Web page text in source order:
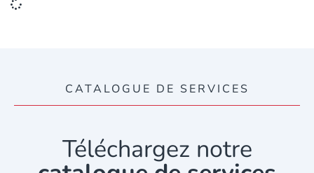
CATALOGUE DE SERVICES
Téléchargez notre